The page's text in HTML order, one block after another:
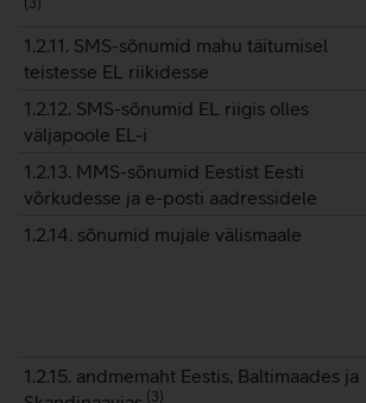
(3)
1.2.11. SMS-sõnumid mahu täitumisel
teistesse EL riikidesse
1.2.12. SMS-sõnumid EL riigis olles
väljapoole EL-i
1.2.13. MMS-sõnumid Eestist Eesti
võrkudesse ja e-posti aadressidele
1.2.14. sõnumid mujale välismaale
1.2.15. andmemaht Eestis, Baltimaades ja
(3)